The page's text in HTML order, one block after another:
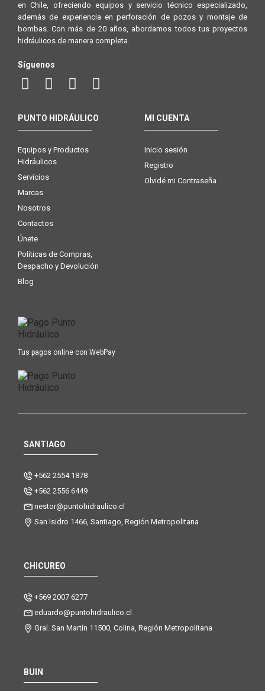
en Chile, ofreciendo equipos y servicio técnico especializado,
además de experiencia en perforación de pozos y montaje de
bombas. Con más de 20 años, abordamos todos tus proyectos
hidráulicos de manera completa.
Síguenos
PUNTO HIDRÁULICO
Equipos y Productos
Hidráulicos
Servicios
Marcas
Nosotros
Contactos
Únete
Políticas de Compras,
Despacho y Devolución
Blog
MI CUENTA
Inicio sesión
Registro
Olvidé mi Contraseña
Tus pagos online con WebPay
SANTIAGO
+562 2554 1878
+562 2556 6449
nestor@puntohidraulico.cl
San Isidro 1466, Santiago, Región Metropolitana
CHICUREO
+569 2007 6277
eduardo@puntohidraulico.cl
Gral. San Martín 11500, Colina, Región Metropolitana
BUIN